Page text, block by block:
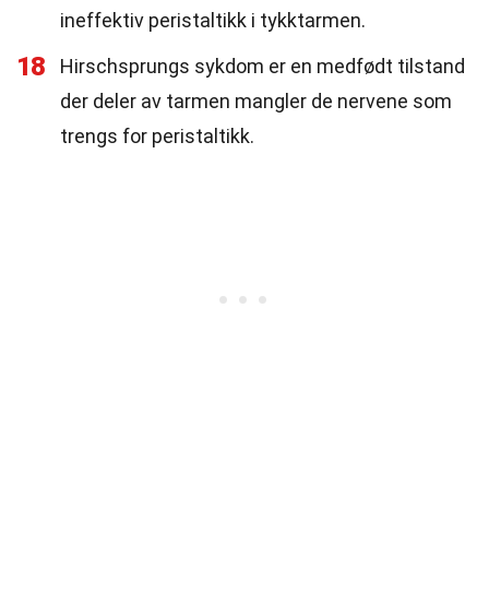
ineffektiv peristaltikk i tykktarmen.
18
Hirschsprungs sykdom er en medfødt tilstand
der deler av tarmen mangler de nervene som
trengs for peristaltikk.